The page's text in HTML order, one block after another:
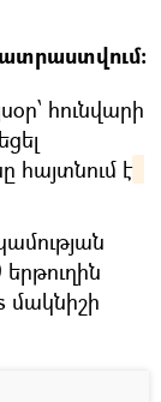
հունվարի
հայտնում է
մակնիշի